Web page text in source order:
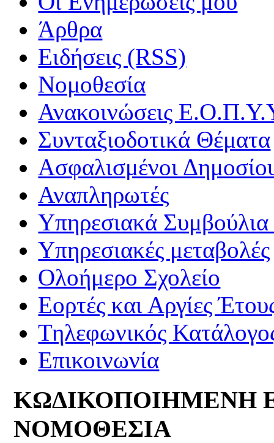
Άρθρα
Ειδήσεις (RSS)
Νομοθεσία
Ανακοινώσεις
Συνταξιοδοτικά Θέματα
Ασφαλισμένοι
Αναπληρωτές
Υπηρεσιακά
Υπηρεσιακές μεταβολές
Ολοήμερο Σχολείο
Εορτές και Αργίες
Τηλεφωνικός
Επικοινωνία
ΚΩΔΙΚΟΠΟΙΗΜΕΝΗ
ΝΟΜΟΘΕΣΙΑ